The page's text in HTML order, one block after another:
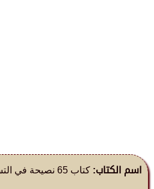
اسم الكتاب:كتاب 65 نصيحة في التسويق الالكتروني.